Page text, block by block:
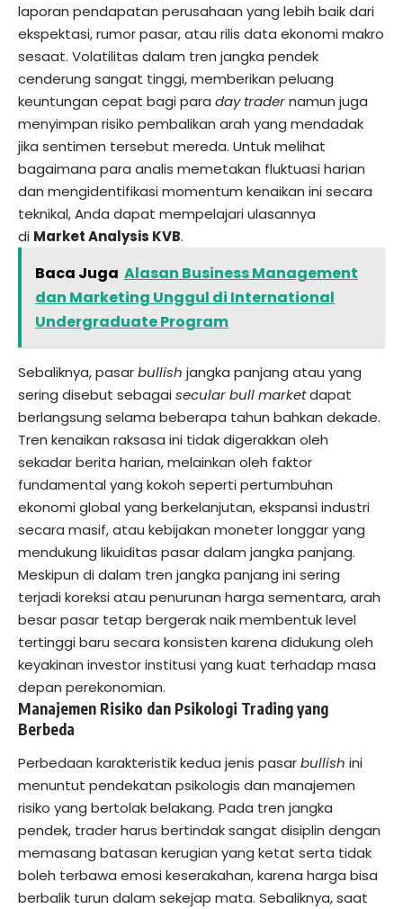
laporan pendapatan perusahaan yang lebih baik dari
ekspektasi, rumor pasar, atau rilis data ekonomi makro
sesaat. Volatilitas dalam tren jangka pendek
cenderung sangat tinggi, memberikan peluang
keuntungan cepat bagi para day tradernamun juga
menyimpan risiko pembalikan arah yang mendadak
jika sentimen tersebut mereda. Untuk melihat
bagaimana para analis memetakan fluktuasi harian
dan mengidentifikasi momentum kenaikan ini secara
teknikal, Anda dapat mempelajari ulasannya
di Market Analysis KVB.
Baca Juga Alasan Business Management
dan Marketing Unggul di International
Undergraduate Program
Sebaliknya, pasarbullish jangka panjang atau yang
sering disebut sebagaisecular bull marketdapat
berlangsung selama beberapa tahun bahkan dekade.
Tren kenaikan raksasa ini tidak digerakkan oleh
sekadar berita harian, melainkan oleh faktor
fundamental yang kokoh seperti pertumbuhan
ekonomi global yang berkelanjutan, ekspansi industri
secara masif, atau kebijakan moneter longgar yang
mendukung likuiditas pasar dalam jangka panjang.
Meskipun di dalam tren jangka panjang ini sering
terjadi koreksi atau penurunan harga sementara, arah
besar pasar tetap bergerak naik membentuk level
tertinggi baru secara konsisten karena didukung oleh
keyakinan investor institusi yang kuat terhadap masa
depan perekonomian.
Manajemen Risiko dan Psikologi Trading yang
Berbeda
Perbedaan karakteristik kedua jenis pasarbullish ini
menuntut pendekatan psikologis dan manajemen
risiko yang bertolak belakang. Pada tren jangka
pendek, trader harus bertindak sangat disiplin dengan
memasang batasan kerugian yang ketat serta tidak
boleh terbawa emosi keserakahan, karena harga bisa
berbalik turun dalam sekejap mata. Sebaliknya, saat